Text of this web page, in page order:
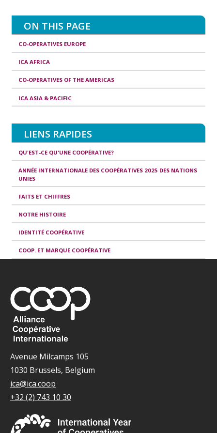
ON THIS PAGE
CO-OPERATIVES EUROPE
ICA AFRICA
CO-OPERATIVES OF THE AMERICAS
ICA ASIA & PACIFIC
LIENS RAPIDES
QU'EST-CE QU'UNE COOPÉRATIVE?
ANNÉE INTERNATIONALE DES COOPÉRATIVES 2025 DES NATIONS
UNIES
FAITS ET CHIFFRES
NOTRE HISTOIRE
IDENTITÉ COOPÉRATIVE
COOP. ET MARQUE COOPÉRATIVE
Avenue Milcamps 105
1030 Brussels, Belgium
ica@ica.coop
+32 (2) 743 10 30